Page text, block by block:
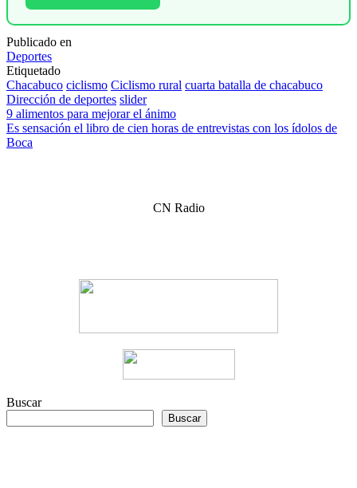
Publicado en
Deportes
Etiquetado
Chacabuco ciclismo Ciclismo rural cuarta batalla de chacabuco
Dirección de deportes slider
Navegación
de
9 alimentos para mejorar el ánimo
Es sensación el libro de cien horas de entrevistas con los ídolos de
Boca
CN Radio
Buscar
Buscar